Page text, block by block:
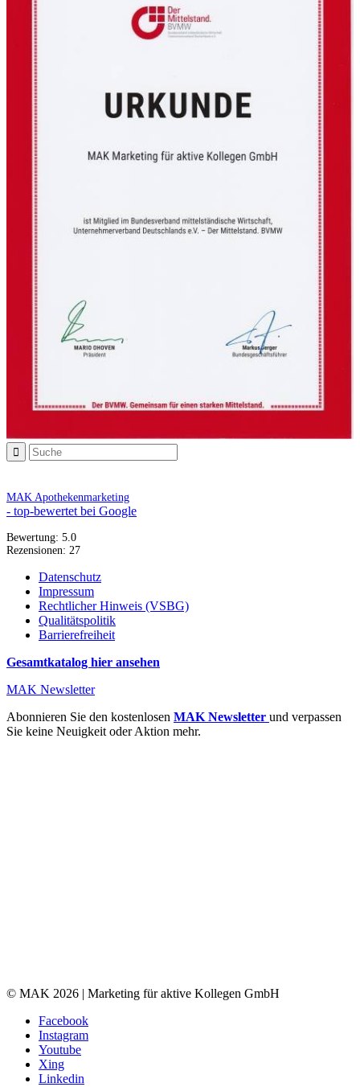
MAK Apothekenmarketing
- top-bewertet bei Google
Bewertung: 5.0
Rezensionen: 27
Datenschutz
Impressum
Rechtlicher Hinweis (VSBG)
Qualitätspolitik
Barrierefreiheit
Gesamtkatalog hier ansehen
MAK Newsletter
Abonnieren Sie den kostenlosen MAK Newsletter und verpassen
Sie keine Neuigkeit oder Aktion mehr.
© MAK 2026 | Marketing für aktive Kollegen GmbH
Facebook
Instagram
Youtube
Xing
Linkedin